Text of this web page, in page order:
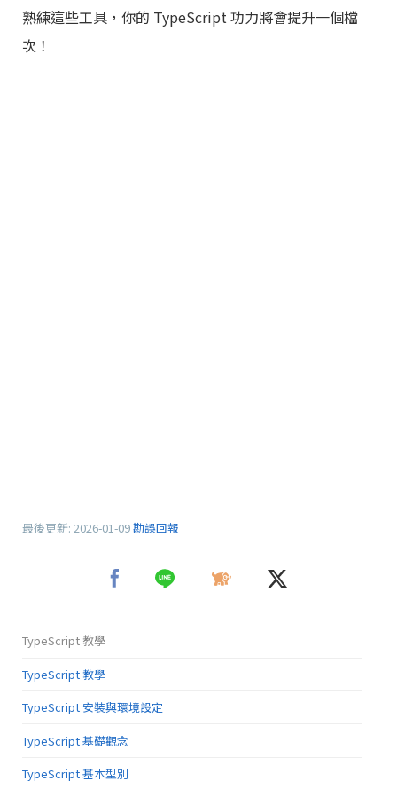
熟練這些工具，你的 TypeScript 功力將會提升一個檔
次！
最後更新: 2026-01-09勘誤回報
TypeScript 教學
TypeScript 教學
TypeScript 安裝與環境設定
TypeScript 基礎觀念
TypeScript 基本型別